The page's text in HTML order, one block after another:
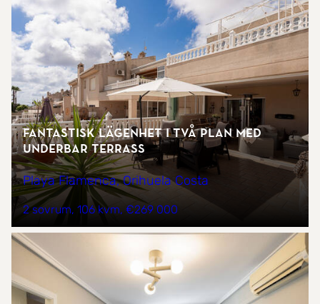
Fantastisk lägenhet i två plan med
underbar terrass
Playa Flamenca, Orihuela Costa
2 sovrum 106 kvm €269 000